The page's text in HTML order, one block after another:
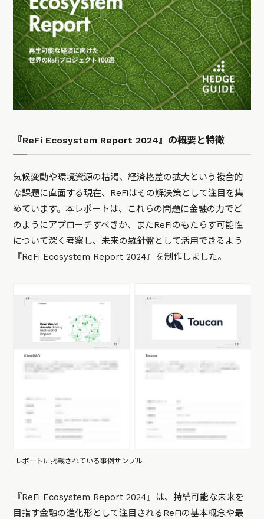
『ReFi Ecosystem Report 2024』の概要と特徴
気候変動や環境資源の枯渇、経済格差の拡大という複合的
な課題に直面する現在、ReFiはその解決策として注目を集
めています。本レポートは、これらの問題に金融の力でど
のようにアプローチすべきか、またReFiのもたらす可能性
について深く考察し、未来の羅針盤として活用できるよう
『ReFi Ecosystem Report 2024』を制作しました。
レポートに掲載されている事例サンプル
『ReFi Ecosystem Report 2024』は、持続可能な未来を
目指す金融の進化形として注目されるReFiの基本概念や最